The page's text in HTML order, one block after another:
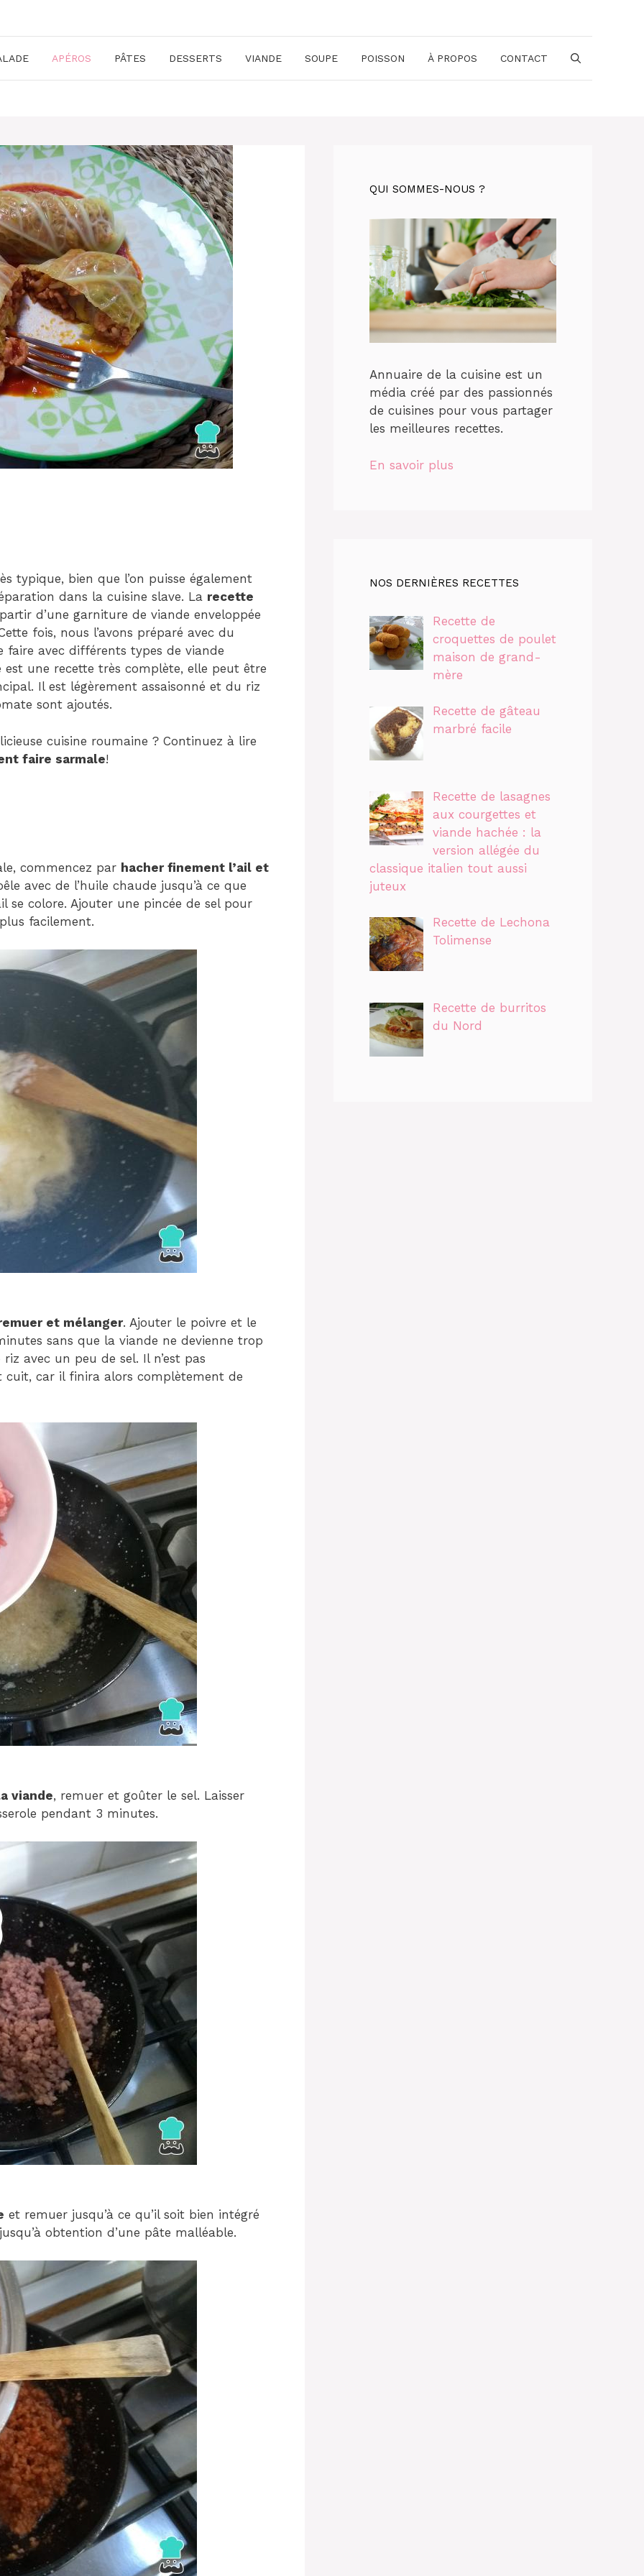
APÉROS PÂTES DESSERTS VIANDE SOUPE POISSON À PROPOS CONTACT
typique, bien que l’on puisse également
dans la cuisine slave. La recette
d’une garniture de viande enveloppée
fois, nous l’avons préparé avec du
avec différents types de viande
est une recette très complète, elle peut être
Il est légèrement assaisonné et du riz
sont ajoutés.
cuisine roumaine ? Continuez à lire
faire sarmale!
commencez par hacher finement l’ail et
avec de l’huile chaude jusqu’à ce que
se colore. Ajouter une pincée de sel pour
facilement.
et mélanger. Ajouter le poivre et le
sans que la viande ne devienne trop
avec un peu de sel. Il n’est pas
cuit, car il finira alors complètement de
viande, remuer et goûter le sel. Laisser
pendant 3 minutes.
et remuer jusqu’à ce qu’il soit bien intégré
obtention d’une pâte malléable.
QUI SOMMES-NOUS ?
Annuaire de la cuisine est un
média créé par des passionnés
de cuisines pour vous partager
les meilleures recettes.
En savoir plus
NOS DERNIÈRES RECETTES
Recette de
croquettes de poulet
maison de grand-
mère
Recette de gâteau
marbré facile
Recette de lasagnes
aux courgettes et
viande hachée : la
version allégée du
classique italien tout aussi
juteux
Recette de Lechona
Tolimense
Recette de burritos
du Nord